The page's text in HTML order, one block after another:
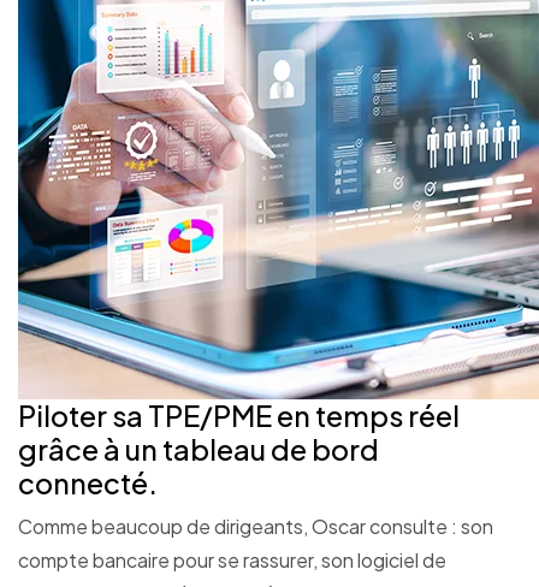
Piloter sa TPE/PME en temps réel
grâce à un tableau de bord
connecté.
Comme beaucoup de dirigeants, Oscar consulte : son
compte bancaire pour se rassurer, son logiciel de